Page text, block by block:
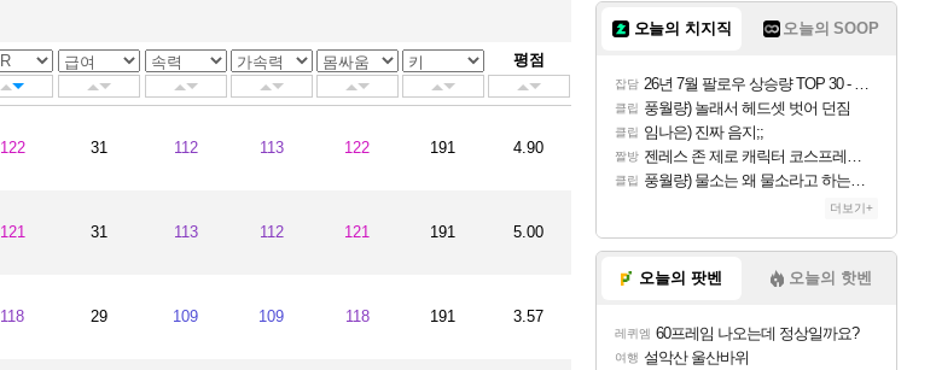
평점
122 31 112 113 122 191 4.90
121 31 113 112 121 191 5.00
118 29 109 109 118 191 3.57
오늘의 치지직 오늘의 SOOP
잡담 26년 7월 팔로우 상승량 TOP 30 - 월간 치지직
클립 풍월량) 놀래서 헤드셋 벗어 던짐
클립 임나은) 진짜 음지;;
짤방 젠레스 존 제로 캐릭터 코스프레한 꽁주
클립 풍월량) 물소는 왜 물소라고 하는거야? 아! 그만 ㅋㅋ 알았어 ㅋㅋ
더보기+
오늘의 팟벤 오늘의 핫벤
레퀴엠 60프레임 나오는데 정상일까요?
여행 설악산 울산바위